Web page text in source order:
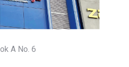
A No. 6